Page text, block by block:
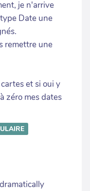
je n'arrive
Date une
remettre une
et si oui y
zéro mes dates